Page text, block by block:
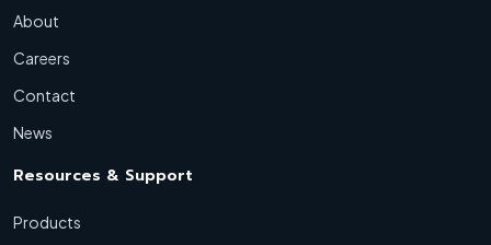
About
Careers
Contact
News
Resources & Support
Products